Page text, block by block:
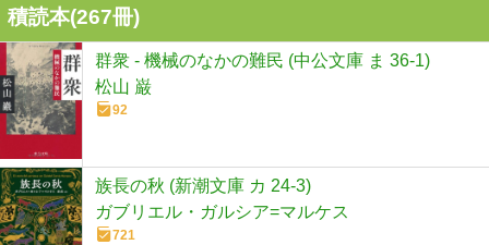
積読本(267冊)
群衆 - 機械のなかの難民 (中公文庫 ま 36-1)
松山 巌
92
族長の秋 (新潮文庫 カ 24-3)
ガブリエル・ガルシア=マルケス
721